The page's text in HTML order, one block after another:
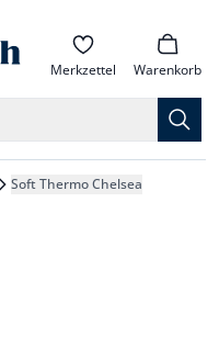
Merkzettel Warenkorb
Soft Thermo Chelsea